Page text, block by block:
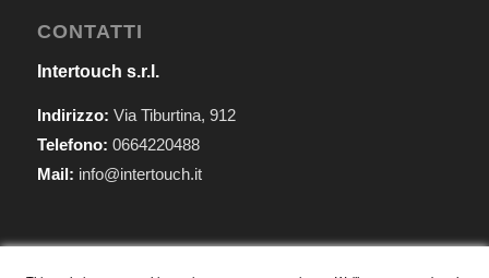
CONTATTI
Intertouch s.r.l.
Indirizzo: Via Tiburtina, 912
Telefono: 0664220488
Mail: info@intertouch.it